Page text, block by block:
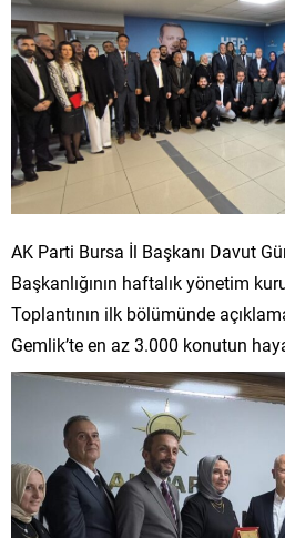
AK Parti Bursa İl Başkanı Davut
Başkanlığının haftalık yönetim
Toplantının ilk bölümünde
Gemlik’te en az 3.000 konutun